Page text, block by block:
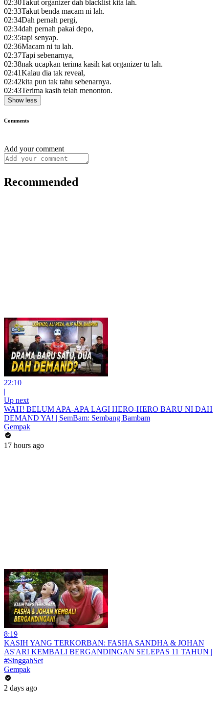
02:30Takut organizer dah blacklist kita lah.
02:33Takut benda macam ni lah.
02:34Dah pernah pergi,
02:34dah pernah pakai depo,
02:35tapi senyap.
02:36Macam ni tu lah.
02:37Tapi sebenarnya,
02:38nak ucapkan terima kasih kat organizer tu lah.
02:41Kalau dia tak reveal,
02:42kita pun tak tahu sebenarnya.
02:43Terima kasih telah menonton.
Show less
Comments
Add your comment
Recommended
22:10
|
Up next
WAH! BELUM APA-APA LAGI HERO-HERO BARU NI DAH
DEMAND YA! | SemBam: Sembang Bambam
Gempak
17 hours ago
8:19
KASIH YANG TERKORBAN: FASHA SANDHA & JOHAN
AS'ARI KEMBALI BERGANDINGAN SELEPAS 11 TAHUN |
#SinggahSet
Gempak
2 days ago